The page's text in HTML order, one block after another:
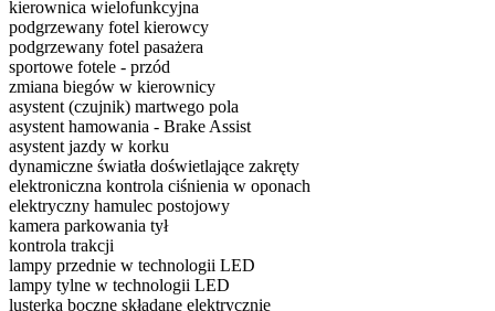
kierownica wielofunkcyjna
podgrzewany fotel kierowcy
podgrzewany fotel pasażera
sportowe fotele - przód
zmiana biegów w kierownicy
asystent (czujnik) martwego pola
asystent hamowania - Brake Assist
asystent jazdy w korku
dynamiczne światła doświetlające zakręty
elektroniczna kontrola ciśnienia w oponach
elektryczny hamulec postojowy
kamera parkowania tył
kontrola trakcji
lampy przednie w technologii LED
lampy tylne w technologii LED
lusterka boczne składane elektrycznie